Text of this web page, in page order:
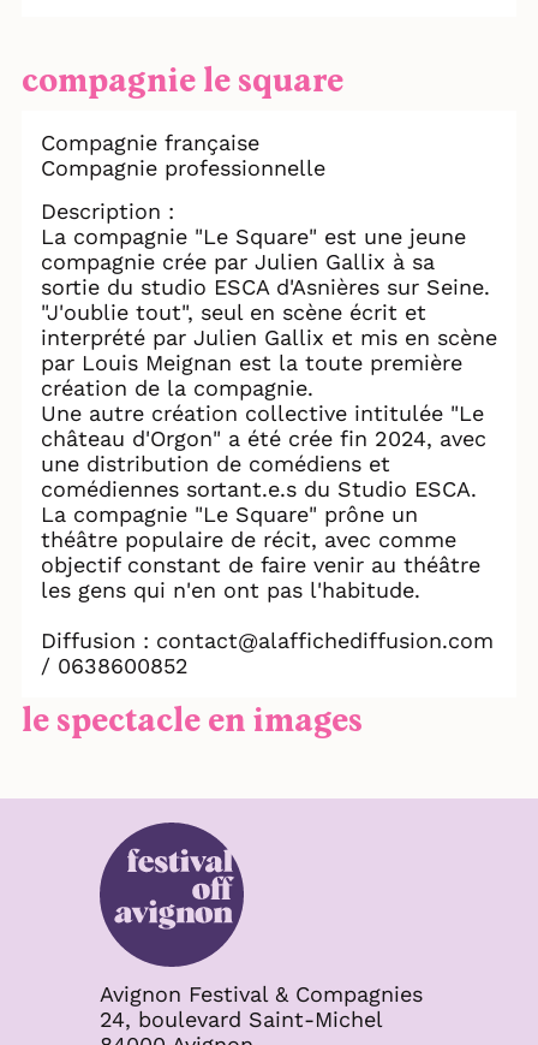
compagnie le square
Compagnie française
Compagnie professionnelle
Description :
La compagnie "Le Square" est une jeune
compagnie crée par Julien Gallix à sa
sortie du studio ESCA d'Asnières sur Seine.
"J'oublie tout", seul en scène écrit et
interprété par Julien Gallix et mis en scène
par Louis Meignan est la toute première
création de la compagnie.
Une autre création collective intitulée "Le
château d'Orgon" a été crée fin 2024, avec
une distribution de comédiens et
comédiennes sortant.e.s du Studio ESCA.
La compagnie "Le Square" prône un
théâtre populaire de récit, avec comme
objectif constant de faire venir au théâtre
les gens qui n'en ont pas l'habitude.
Diffusion : contact@alaffichediffusion.com
/ 0638600852
le spectacle en images
Avignon Festival & Compagnies
24, boulevard Saint-Michel